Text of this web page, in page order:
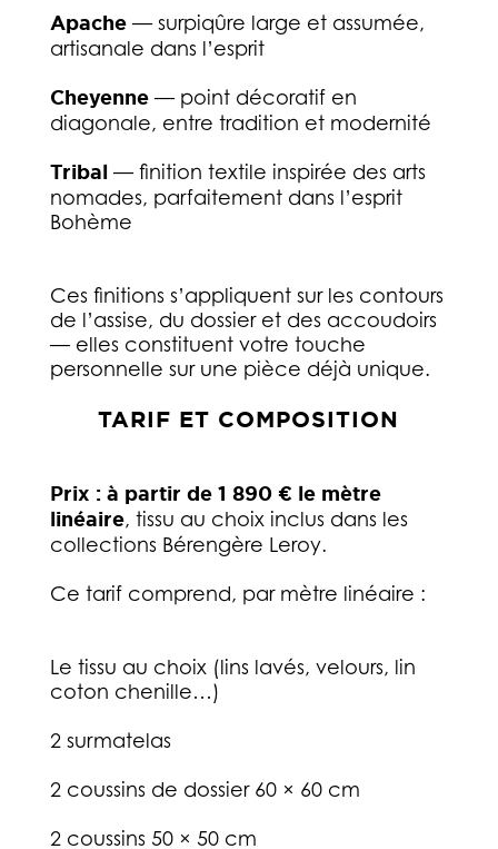
Apache— surpiqûre large et assumée,
artisanale dans l’esprit
Cheyenne— point décoratif en
diagonale, entre tradition et modernité
Tribal— finition textile inspirée des arts
nomades, parfaitement dans l’esprit
Bohème
Ces finitions s’appliquent sur les contours
de l’assise, du dossier et des accoudoirs
— elles constituent votre touche
personnelle sur une pièce déjà unique.
TARIF ET COMPOSITION
Prix : à partir de 1 890 € le mètre
linéaire, tissu au choix inclus dans les
collections Bérengère Leroy.
Ce tarif comprend, par mètre linéaire :
Le tissu au choix (lins lavés, velours, lin
coton chenille…)
2 surmatelas
2 coussins de dossier 60 × 60 cm
2 coussins 50 × 50 cm